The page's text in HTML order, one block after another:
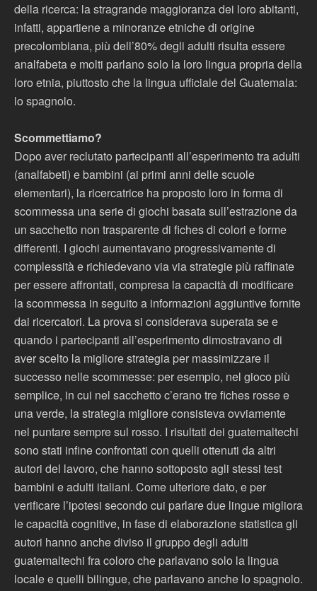
della ricerca: la stragrande maggioranza dei loro abitanti,
infatti, appartiene a minoranze etniche di origine
precolombiana, più dell’80% degli adulti risulta essere
analfabeta e molti parlano solo la loro lingua propria della
loro etnia, piuttosto che la lingua ufficiale del Guatemala:
lo spagnolo.
Scommettiamo?
Dopo aver reclutato partecipanti all’esperimento tra adulti
(analfabeti) e bambini (ai primi anni delle scuole
elementari), la ricercatrice ha proposto loro in forma di
scommessa una serie di giochi basata sull’estrazione da
un sacchetto non trasparente di fiches di colori e forme
differenti. I giochi aumentavano progressivamente di
complessità e richiedevano via via strategie più raffinate
per essere affrontati, compresa la capacità di modificare
la scommessa in seguito a informazioni aggiuntive fornite
dai ricercatori. La prova si considerava superata se e
quando i partecipanti all’esperimento dimostravano di
aver scelto la migliore strategia per massimizzare il
successo nelle scommesse: per esempio, nel gioco più
semplice, in cui nel sacchetto c’erano tre fiches rosse e
una verde, la strategia migliore consisteva ovviamente
nel puntare sempre sul rosso. I risultati dei guatemaltechi
sono stati infine confrontati con quelli ottenuti da altri
autori del lavoro, che hanno sottoposto agli stessi test
bambini e adulti italiani. Come ulteriore dato, e per
verificare l’ipotesi secondo cui parlare due lingue migliora
le capacità cognitive, in fase di elaborazione statistica gli
autori hanno anche diviso il gruppo degli adulti
guatemaltechi fra coloro che parlavano solo la lingua
locale e quelli bilingue, che parlavano anche lo spagnolo.